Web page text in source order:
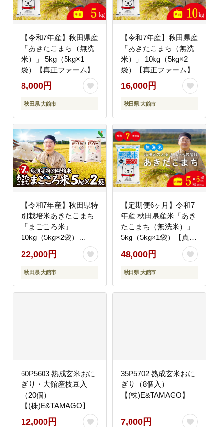
【令和7年産】秋田県産
「あきたこまち（無洗
米）」 5kg（5kg×1
袋）【真正ファーム】
8,000円
秋田県 大館市
【令和7年産】秋田県産
「あきたこまち（無洗
米）」 10kg（5kg×2
袋）【真正ファーム】
16,000円
秋田県 大館市
【令和7年産】秋田県特
別栽培米あきたこまち
「まごころ米」
10kg（5kg×2袋）
110P9005【(有)真正フ
ァーム】
22,000円
秋田県 大館市
【定期便6ヶ月】令和7
年産 秋田県産米「あき
たこまち（無洗米）」
5kg（5kg×1袋）【真正
ファーム】
48,000円
秋田県 大館市
60P5603 熟成玄米おに
ぎり・大館産枝豆入
（20個）
【(株)E&TAMAGO】
12,000円
35P5702 熟成玄米おに
ぎり（8個入）
【(株)E&TAMAGO】
7,000円